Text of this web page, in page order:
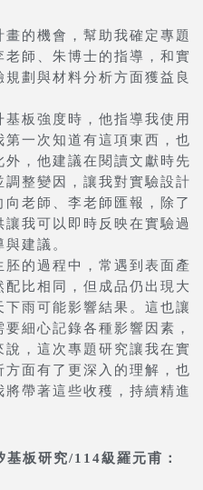
的機會，幫助我確定專題
師、朱博士的指導，和實
劃與材料分析方面獲益良
板強度時，他指導我使用
一次知道有這項東西，也
，他建議在閱讀文獻時先
整變因，讓我對實驗設計
老師、李老師匯報，除了
我可以即時反映在實驗過
建議。
的過程中，常遇到表面產
比相同，但成品仍出現大
雨可能影響結果。這也讓
細心記錄各種影響因素，
，這次專題研究讓我在實
面有了更深入的理解，也
帶著這些收穫，持續精進
板研究/114級羅元甫：